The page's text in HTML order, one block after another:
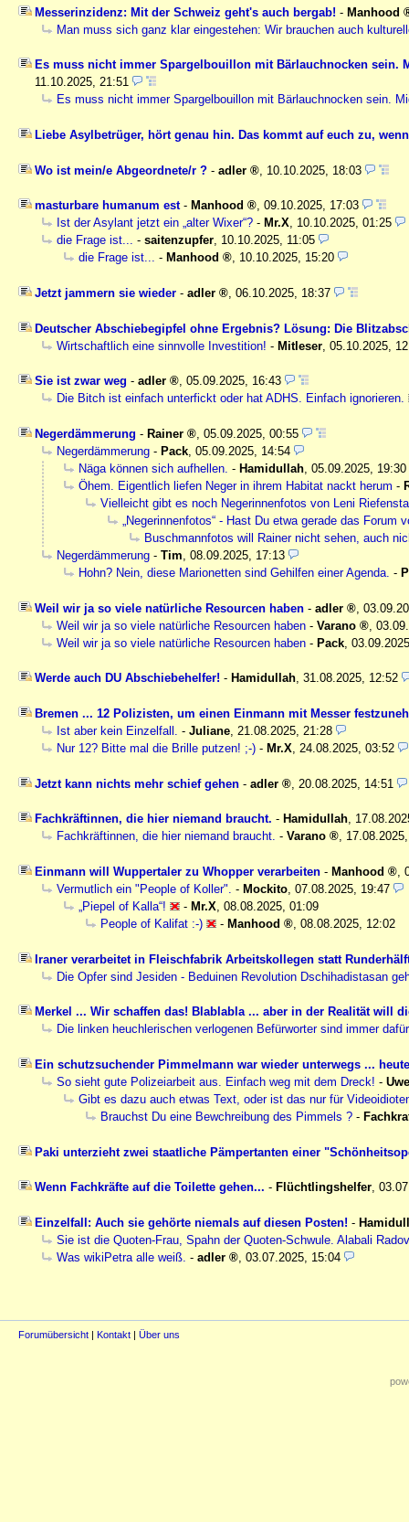
Messerinzidenz: Mit der Schweiz geht's auch bergab! - Manhood
Man muss sich ganz klar eingestehen: Wir brauchen auch
Es muss nicht immer Spargelbouillon mit Bärlauchnocken sein.
11.10.2025, 21:51
Es muss nicht immer Spargelbouillon mit Bärlauchnocken sein.
Liebe Asylbetrüger, hört genau hin. Das kommt auf euch zu,
Wo ist mein/e Abgeordnete/r ? - adler 10.10.2025, 18:03
masturbare humanum est- Manhood , 09.10.2025, 17:03
Ist der Asylant jetzt ein „alter Wixer“? - Mr.X, 10.10.2025, 01:25
die Frage ist... - saitenzupfer, 10.10.2025, 11:05
die Frage ist... - Manhood , 10.10.2025, 15:20
Jetzt jammern sie wieder - adler , 06.10.2025, 18:37
Deutscher Abschiebegipfel ohne Ergebnis? Lösung: Die
Wirtschaftlich eine sinnvolle Investition! - Mitleser 05.10.2025,
Sie ist zwar weg - adler , 05.09.2025, 16:43
Die Bitch ist einfach unterfickt oder hat ADHS. Einfach ignorieren.
Negerdämmerung - Rainer , 05.09.2025, 00:55
Negerdämmerung - Pack, 05.09.2025, 14:54
Näga können sich aufhellen. - Hamidullah, 05.09.2025, 19:30
Öhem. Eigentlich liefen Neger in ihrem Habitat nackt herum -
Vielleicht gibt es noch Negerinnenfotos von Leni
„Negerinnenfotos“ - Hast Du etwa gerade das Forum
Buschmannfotos will Rainer nicht sehen, auch
Negerdämmerung - Tim, 08.09.2025, 17:13
Hohn? Nein, diese Marionetten sind Gehilfen einer Agenda. -
Weil wir ja so viele natürliche Resourcen haben - adler
Weil wir ja so viele natürliche Resourcen haben - Varano
Weil wir ja so viele natürliche Resourcen haben - Pack
Werde auch DU Abschiebehelfer! - Hamidullah, 31.08.2025, 12:52
Bremen ... 12 Polizisten, um einen Einmann mit Messer
Ist aber kein Einzelfall. - Juliane, 21.08.2025, 21:28
Nur 12? Bitte mal die Brille putzen! ;-) - Mr.X, 24.08.2025, 03:52
Jetzt kann nichts mehr schief gehen - adler 20.08.2025, 14:51
Fachkräftinnen, die hier niemand braucht. - Hamidullah,
Fachkräftinnen, die hier niemand braucht. - Varano ,
Einmann will Wuppertaler zu Whopper verarbeiten - Manhood ,
Vermutlich ein "People of Koller". - Mockito, 07.08.2025, 19:47
„Piepel of Kalla“!
- Mr.X, 08.08.2025, 01:09
People of Kalifat :-)
- Manhood , 08.08.2025, 12:02
Iraner verarbeitet in Fleischfabrik Arbeitskollegen statt
Die Opfer sind Jesiden - Beduinen Revolution Dschihadistasan
Merkel ... Wir schaffen das! Blablabla ... aber in der Realität will
Die linken heuchlerischen verlogenen Befürworter sind immer
Ein schutzsuchender Pimmelmann war wieder unterwegs ...
So sieht gute Polizeiarbeit aus. Einfach weg mit dem Dreck! - Uwe
Gibt es dazu auch etwas Text, oder ist das nur für
Brauchst Du eine Bewchreibung des Pimmels ? -
Paki unterzieht zwei staatliche Pämpertanten einer
Wenn Fachkräfte auf die Toilette gehen... - Flüchtlingshelfer,
Einzelfall: Auch sie gehörte niemals auf diesen Posten! -
Sie ist die Quoten-Frau, Spahn der Quoten-Schwule. Alabali
Was wikiPetra alle weiß. - adler , 03.07.2025, 15:04
Forumübersicht | Kontakt | Über uns